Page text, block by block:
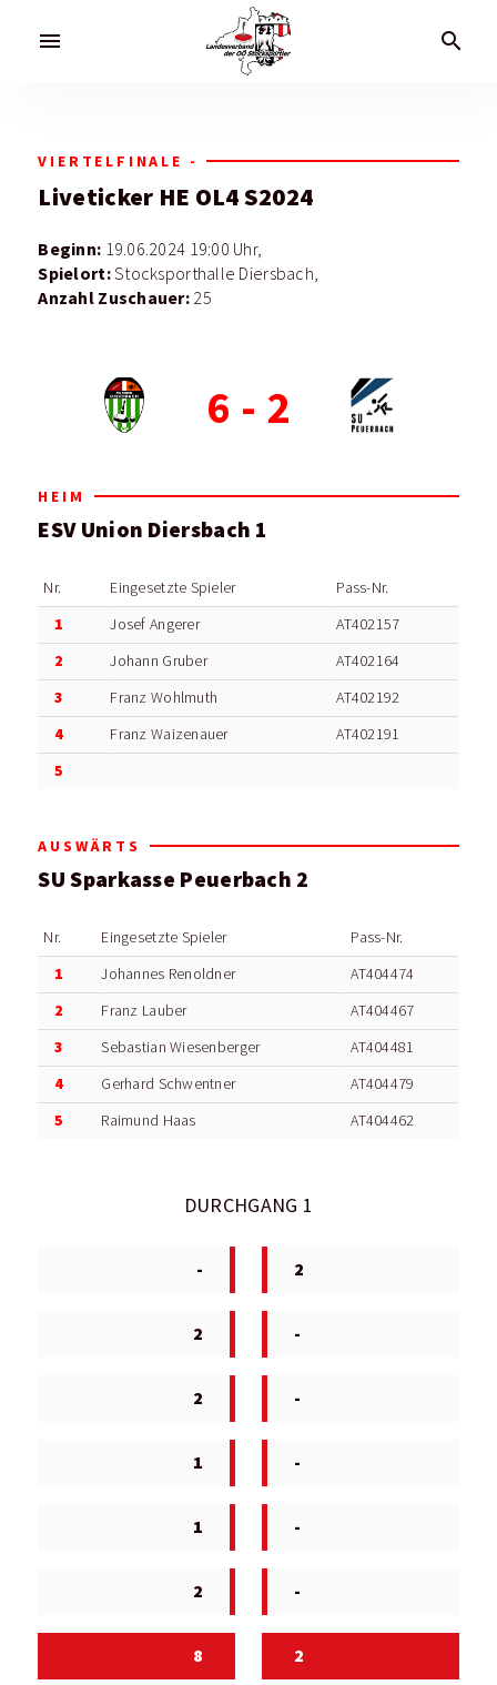
menu search
VIERTELFINALE -
Liveticker HE OL4 S2024
Beginn: 19.06.2024 19:00 Uhr,
Spielort:Stocksporthalle Diersbach,
Anzahl Zuschauer: 25
6 - 2
HEIM
ESV Union Diersbach 1
Nr. Eingesetzte Spieler Pass-Nr.
1 Josef Angerer AT402157
2 Johann Gruber AT402164
3 Franz Wohlmuth AT402192
4 Franz Waizenauer AT402191
5
AUSWÄRTS
SU Sparkasse Peuerbach 2
Nr. Eingesetzte Spieler Pass-Nr.
1 Johannes Renoldner AT404474
2 Franz Lauber AT404467
3 Sebastian Wiesenberger AT404481
4 Gerhard Schwentner AT404479
5 Raimund Haas AT404462
DURCHGANG 1
- 2
2 -
2 -
1 -
1 -
2 -
8 2